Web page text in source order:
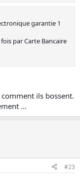
garantie 1
par Carte Bancaire
ils bossent.
...
#23